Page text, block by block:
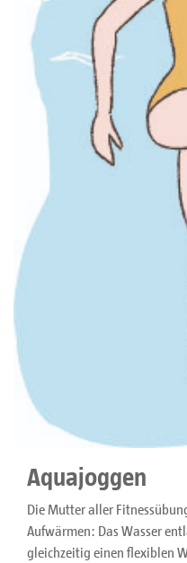
Aquajoggen
Die Mutter aller
Aufwärmen: Das Wasser
gleichzeitig einen flexiblen